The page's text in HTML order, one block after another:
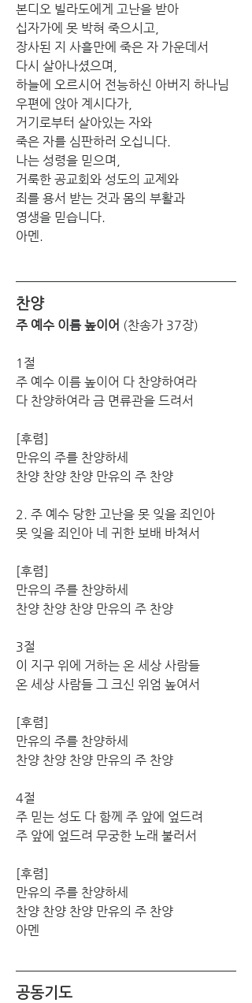
본디오 빌라도에게 고난을 받아
십자가에 못 박혀 죽으시고,
장사된 지 사흘만에 죽은 자 가운데서
다시 살아나셨으며,
하늘에 오르시어 전능하신 아버지 하나님
우편에 앉아 계시다가,
거기로부터 살아있는 자와
죽은 자를 심판하러 오십니다.
나는 성령을 믿으며,
거룩한 공교회와 성도의 교제와
죄를 용서 받는 것과 몸의 부활과
영생을 믿습니다.
아멘.
찬양
주 예수 이름 높이어 (찬송가 37장)
1절
주 예수 이름 높이어 다 찬양하여라
다 찬양하여라 금 면류관을 드려서
[후렴]
만유의 주를 찬양하세
찬양 찬양 찬양 만유의 주 찬양
2. 주 예수 당한 고난을 못 잊을 죄인아
못 잊을 죄인아 네 귀한 보배 바쳐서
[후렴]
만유의 주를 찬양하세
찬양 찬양 찬양 만유의 주 찬양
3절
이 지구 위에 거하는 온 세상 사람들
온 세상 사람들 그 크신 위엄 높여서
[후렴]
만유의 주를 찬양하세
찬양 찬양 찬양 만유의 주 찬양
4절
주 믿는 성도 다 함께 주 앞에 엎드려
주 앞에 엎드려 무궁한 노래 불러서
[후렴]
만유의 주를 찬양하세
찬양 찬양 찬양 만유의 주 찬양
아멘
공동기도